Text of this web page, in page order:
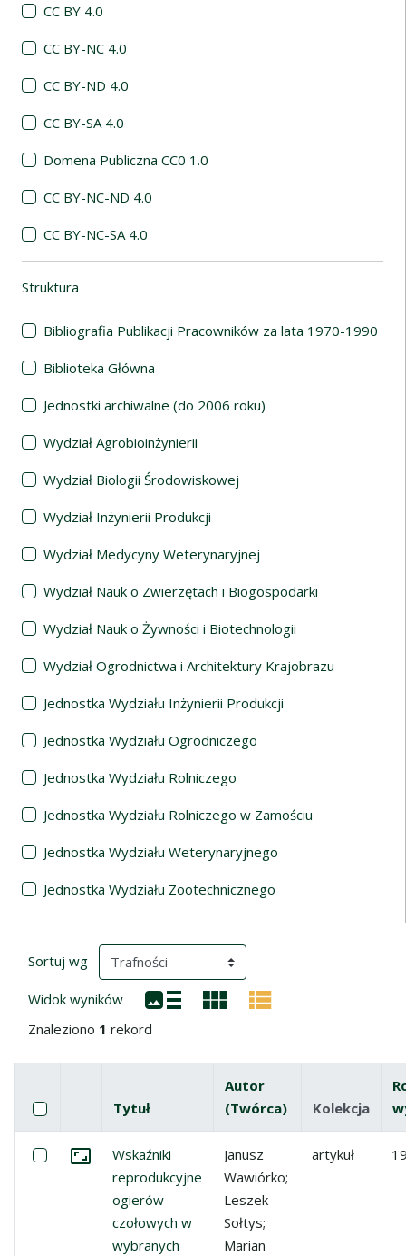
CC BY 4.0
CC BY-NC 4.0
CC BY-ND 4.0
CC BY-SA 4.0
Domena Publiczna CC0 1.0
CC BY-NC-ND 4.0
CC BY-NC-SA 4.0
Struktura
Bibliografia Publikacji Pracowników za lata 1970-1990
Biblioteka Główna
Jednostki archiwalne (do 2006 roku)
Wydział Agrobioinżynierii
Wydział Biologii Środowiskowej
Wydział Inżynierii Produkcji
Wydział Medycyny Weterynaryjnej
Wydział Nauk o Zwierzętach i Biogospodarki
Wydział Nauk o Żywności i Biotechnologii
Wydział Ogrodnictwa i Architektury Krajobrazu
Jednostka Wydziału Inżynierii Produkcji
Jednostka Wydziału Ogrodniczego
Jednostka Wydziału Rolniczego
Jednostka Wydziału Rolniczego w Zamościu
Jednostka Wydziału Weterynaryjnego
Jednostka Wydziału Zootechnicznego
Wyniki wyszukiwania
Sortuj wg (automatyczne przeładowanie treści)
Widok wyników
Znaleziono 1 rekord
Lista pozycji
Pole wyboru
Zaznacz wszystkie pozycje
Miniatura
Tytuł
Autor
(Twórca)
Kolekcja
Zaznacz: Wskaźniki reprodukcyjne ogierów czołowych
Przejdź do zbioru
Wskaźniki
reprodukcyjne
ogierów
czołowych w
wybranych
Janusz
Wawiórko;
Leszek
Sołtys;
Marian
artykuł